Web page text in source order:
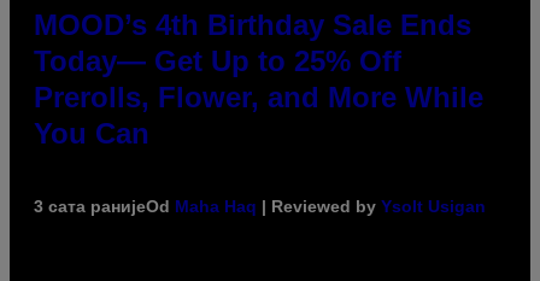
MOOD’s 4th Birthday Sale Ends
Today— Get Up to 25% Off
Prerolls, Flower, and More While
You Can
3 сата ранијеOd Maha Haq | Reviewed by Ysolt Usigan